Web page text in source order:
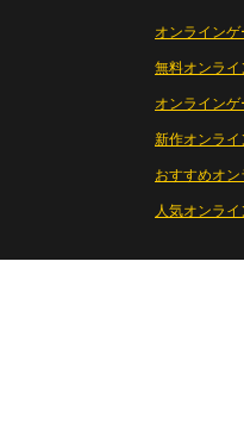
オンラインゲ
無料オンライ
オンライン
新作オンライ
おすすめオ
人気オンラ